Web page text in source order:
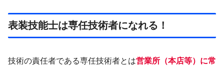
表装技能士は専任技術者になれる！
技術の責任者である専任技術者とは営業所（本店等）に常